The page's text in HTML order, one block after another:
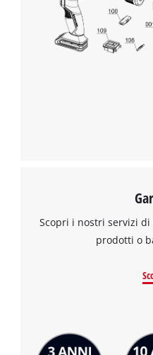
Scopri i nostri servizi
prodotti o